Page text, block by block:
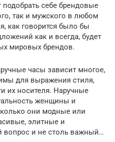
себе брендовые
так и мужского в любом
как говорится было бы
как и всегда, будет
мировых брендов.
часы зависит многое,
для выражения стиля,
их носителя. Наручные
женщины и
они модные или
элитные и
вопрос и не столь важный…